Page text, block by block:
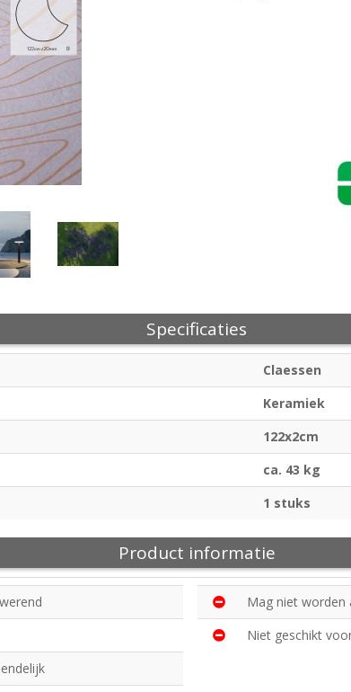
Specificaties
Claessen
Keramiek
122x2cm
ca. 43 kg
1 stuks
Product informatie
Mag niet worden
Niet geschikt